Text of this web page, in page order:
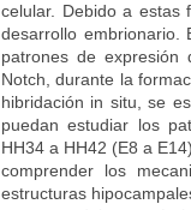
celular. Debido a estas
desarrollo embrionario.
patrones de
Notch, durante la
hibridación in situ, se
puedan estudiar los
HH34 a HH42 (E8 a
comprender los
estructuras